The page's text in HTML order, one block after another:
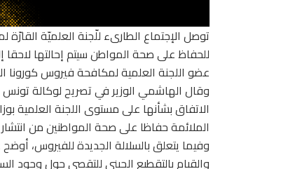
للحفاظ على صحة المواطن سيتم إحالتها لاحقا
عضو اللجنة العلمية لمكافحة فيروس كورونا
وقال الهاشمي الوزير في تصريح لوكالة تونس
الاتفاق بشأنها على مستوى اللجنة العلمية
الملائمة حفاظا على صحة المواطنين من انتشار كوفيد 19، متحفظا عن الخوض في تفاصيل
وفيما يتعلق بالسلالة الجديدة للفيروس، أوضح
والقيام بالتقطيع الجيني للتقصي حول